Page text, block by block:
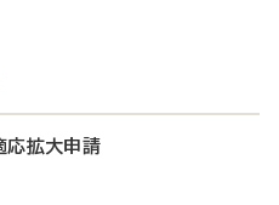
応拡大申請